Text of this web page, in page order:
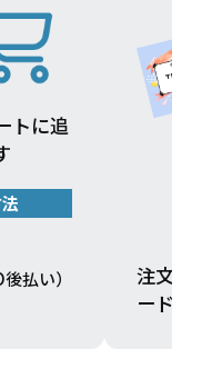
トに追
払い）
注文方
ードを